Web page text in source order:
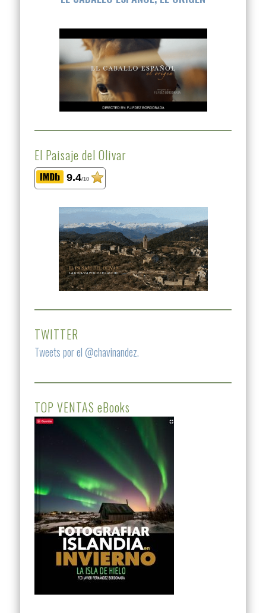
El Paisaje del Olivar
9.4/10
TWITTER
Tweets por el @chavinandez.
TOP VENTAS eBooks